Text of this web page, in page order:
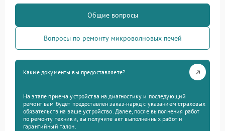
Общие вопросы
Вопросы по ремонту микроволновых печей
Какие документы вы предоставляете?
На этапе приема устройства на диагностику и последующий
ремонт вам будет предоставлен заказ-наряд с указанием страховых
обязательств на ваше устройство. Далее, после выполнения работ
по ремонту техники, вы получите акт выполненных работ и
гарантийный талон.